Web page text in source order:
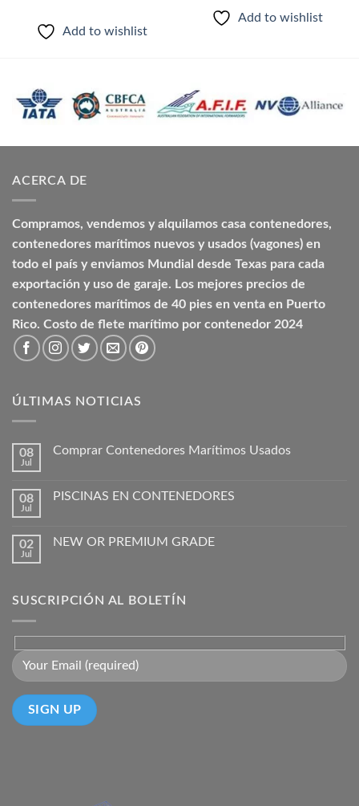
$4,500.00.$1,499.00.
Add to wishlist
$4,000.00.$1,599.00.
Add to wishlist
ACERCA DE
Compramos, vendemos y alquilamos casa contenedores,
contenedores marítimos nuevos y usados (vagones) en
todo el país y enviamos Mundial desde Texas para cada
exportación y uso de garaje. Los mejores precios de
contenedores marítimos de 40 pies en venta en Puerto
Rico. Costo de flete marítimo por contenedor 2024
ÚLTIMAS NOTICIAS
08
Jul
Comprar Contenedores Marítimos Usados
08
Jul
PISCINAS EN CONTENEDORES
02
Jul
NEW OR PREMIUM GRADE
SUSCRIPCIÓN AL BOLETÍN